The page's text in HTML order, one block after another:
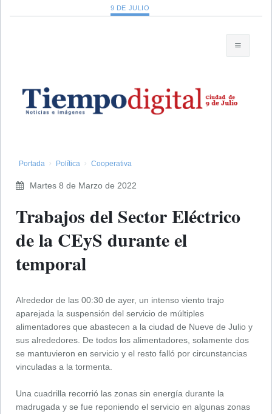
9 DE JULIO
Portada Política Cooperativa
Martes 8 de Marzo de 2022
Trabajos del Sector Eléctrico
de la CEyS durante el
temporal
Alrededor de las 00:30 de ayer, un intenso viento trajo
aparejada la suspensión del servicio de múltiples
alimentadores que abastecen a la ciudad de Nueve de Julio y
sus alrededores. De todos los alimentadores, solamente dos
se mantuvieron en servicio y el resto falló por circunstancias
vinculadas a la tormenta.
Una cuadrilla recorrió las zonas sin energía durante la
madrugada y se fue reponiendo el servicio en algunas zonas